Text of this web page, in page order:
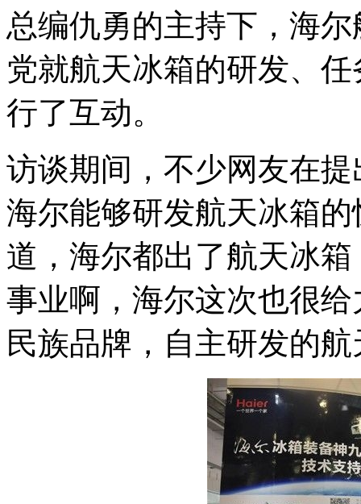
总编仇勇的主持下，海
党就航天冰箱的研发、
行了互动。
访谈期间，不少网友在
海尔能够研发航天冰箱
道，海尔都出了航天冰
事业啊，海尔这次也很
民族品牌，自主研发的